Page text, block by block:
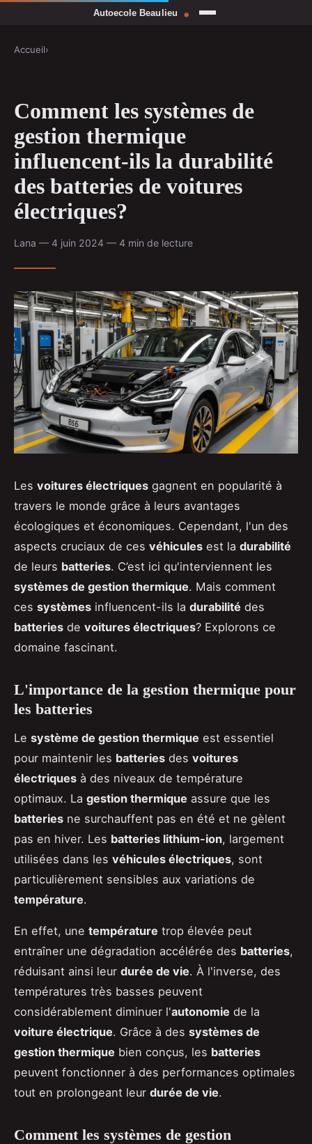
Accueil›
Comment les systèmes de
gestion thermique
influencent-ils la durabilité
des batteries de voitures
électriques?
Lana — 4 juin 2024 — 4 min de lecture
Les voitures électriques gagnent en popularité à
travers le monde grâce à leurs avantages
écologiques et économiques. Cependant, l'un des
aspects cruciaux de ces véhicules est la durabilité
de leurs batteries. C’est ici qu'interviennent les
systèmes de gestion thermique. Mais comment
ces systèmes influencent-ils la durabilité des
batteries de voitures électriques? Explorons ce
domaine fascinant.
L'importance de la gestion thermique pour
les batteries
Le système de gestion thermique est essentiel
pour maintenir les batteries des voitures
électriques à des niveaux de température
optimaux. La gestion thermique assure que les
batteries ne surchauffent pas en été et ne gèlent
pas en hiver. Les batteries lithium-ion, largement
utilisées dans les véhicules électriques, sont
particulièrement sensibles aux variations de
température.
En effet, une température trop élevée peut
entraîner une dégradation accélérée des batteries,
réduisant ainsi leur durée de vie. À l'inverse, des
températures très basses peuvent
considérablement diminuer l'autonomie de la
voiture électrique. Grâce à des systèmes de
gestion thermique bien conçus, les batteries
peuvent fonctionner à des performances optimales
tout en prolongeant leur durée de vie.
Comment les systèmes de gestion